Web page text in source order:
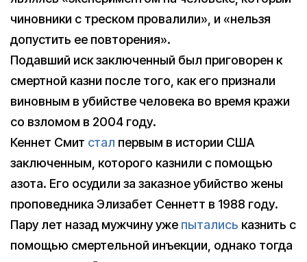
чиновники с треском провалили», и «нельзя
допустить ее повторения».
Подавший иск заключенный был приговорен к
смертной казни после того, как его признали
виновным в убийстве человека во время кражи
со взломом в 2004 году.
Кеннет Смит стал первым в истории США
заключенным, которого казнили с помощью
азота. Его осудили за заказное убийство жены
проповедника Элизабет Сеннетт в 1988 году.
Пару лет назад мужчину уже пытались казнить с
помощью смертельной инъекции, однако тогда